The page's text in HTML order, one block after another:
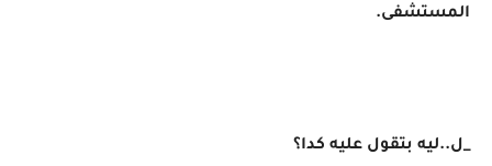
المستشفى.
_ل..ليه بتقول عليه كدا؟